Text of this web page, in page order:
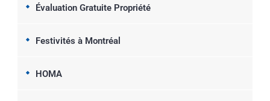
Évaluation Gratuite Propriété
Festivités à Montréal
HOMA